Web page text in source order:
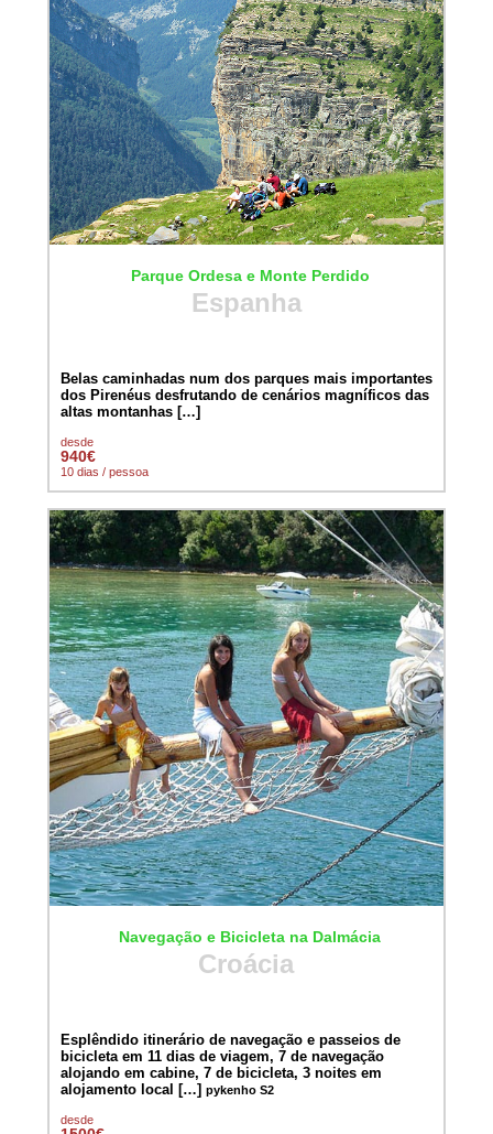
Parque Ordesa e Monte Perdido
Espanha
Belas caminhadas num dos parques mais importantes
dos Pirenéus desfrutando de cenários magníficos das
altas montanhas […]
desde
940€
10 dias / pessoa
Navegação e Bicicleta na Dalmácia
Croácia
Esplêndido itinerário de navegação e passeios de
bicicleta em 11 dias de viagem, 7 de navegação
alojando em cabine, 7 de bicicleta, 3 noites em
alojamento local […]pykenho S2
desde